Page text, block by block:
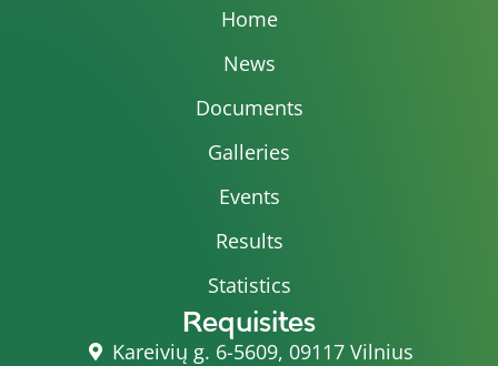
Home
News
Documents
Galleries
Events
Results
Statistics
Requisites
Kareivių g. 6-5609, 09117 Vilnius